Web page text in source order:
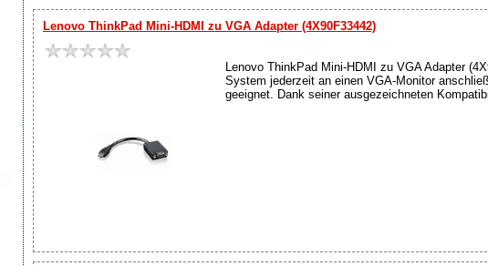
Lenovo ThinkPad Mini-HDMI zu VGA Adapter (4X90F33442)
Lenovo ThinkPad Mini-HDMI zu VGA Adapter
System jederzeit an einen VGA-Monitor
geeignet. Dank seiner ausgezeichneten